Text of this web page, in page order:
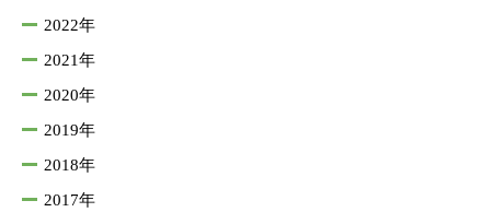
2022年
2021年
2020年
2019年
2018年
2017年